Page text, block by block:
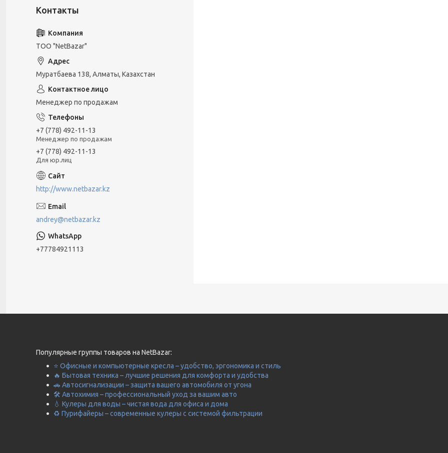
ТОО "NetBazar"
Муратбаева 138, Алматы, Казахстан
Менеджер по продажам
+7 (778) 492-11-13
Менеджер по продажам
+7 (778) 492-11-13
Для юр.лиц
http://www.netbazar.kz
andrey@netbazar.kz
+77784921113
Популярные группы товаров на NetBazar:
⭐ Офисные и компьютерные кресла – удобство, эргономика и стиль
🔥 Бытовая техника – лучшие решения для комфорта и удобства
🚗 Автосигнализации – защита вашего автомобиля от угона
🛠️ Автохимия – профессиональный уход за вашим авто
💧 Кулеры для воды – чистая вода для офиса и дома
♻️ Пурифайеры – современные кулеры с системой фильтрации